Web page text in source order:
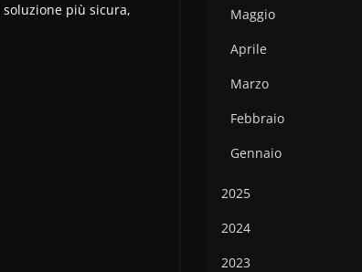
più sicura,
Maggio
Aprile
Marzo
Febbraio
Gennaio
2025
2024
2023